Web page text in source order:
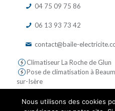
04 75 09 75 86
06 13 93 73 42
contact@baile-
Climatiseur La Roche de Glun
Pose de climatisation à
sur-Isère
Nous utilisons des cookies